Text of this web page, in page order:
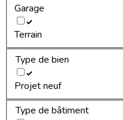
Garage
Terrain
Type de bien
Projet neuf
Type de bâtiment